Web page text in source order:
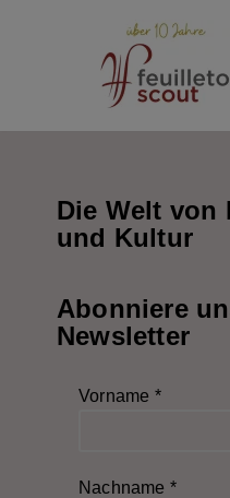
Die Welt von
und Kultur
Abonniere
Newsletter
Vorname *
Nachname *